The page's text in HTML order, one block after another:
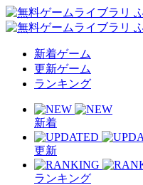
新着ゲーム
更新ゲーム
ランキング
新着
更新
ランキング